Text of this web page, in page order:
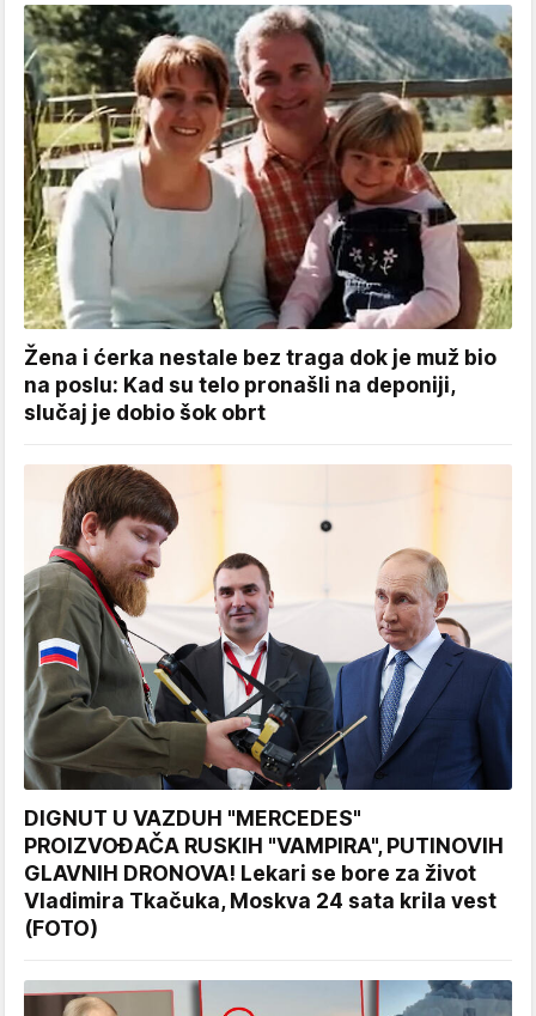
Žena i ćerka nestale bez traga dok je muž bio
na poslu: Kad su telo pronašli na deponiji,
slučaj je dobio šok obrt
DIGNUT U VAZDUH "MERCEDES"
PROIZVOĐAČA RUSKIH "VAMPIRA", PUTINOVIH
GLAVNIH DRONOVA! Lekari se bore za život
Vladimira Tkačuka, Moskva 24 sata krila vest
(FOTO)